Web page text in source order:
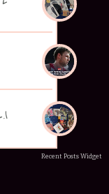
Recent Posts Widget